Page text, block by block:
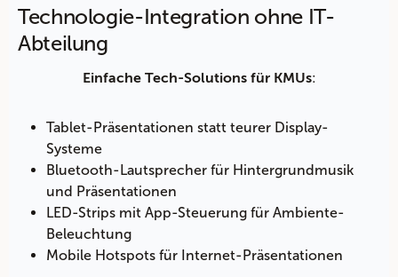
Technologie-Integration ohne IT-
Abteilung
Einfache Tech-Solutions für KMUs:
Tablet-Präsentationen statt teurer Display-
Systeme
Bluetooth-Lautsprecher für Hintergrundmusik
und Präsentationen
LED-Strips mit App-Steuerung für Ambiente-
Beleuchtung
Mobile Hotspots für Internet-Präsentationen